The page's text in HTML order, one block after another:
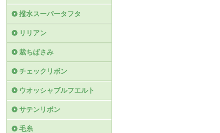
撥水スーパータフタ
リリアン
裁ちばさみ
チェックリボン
ウオッシャブルフエルト
サテンリボン
毛糸